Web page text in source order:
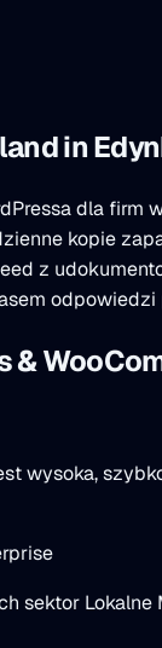
in
dla firm
kopie
z
&
wysoka,
sektor